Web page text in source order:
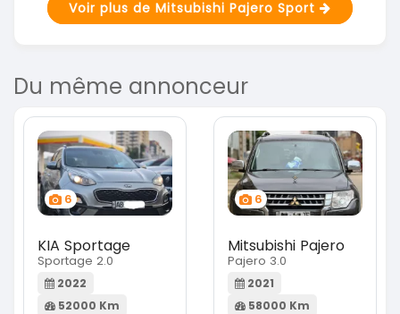
Voir plus de Mitsubishi Pajero Sport
Du même annonceur
6
KIA Sportage
Sportage 2.0
2022
52000 Km
6
Mitsubishi Pajero
Pajero 3.0
2021
58000 Km